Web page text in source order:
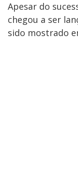
Apesar do
chegou a ser
sido mostrado